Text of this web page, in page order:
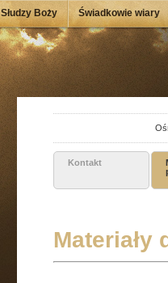
Słudzy Boży Świadkowie wiary
Kontakt
Materiały